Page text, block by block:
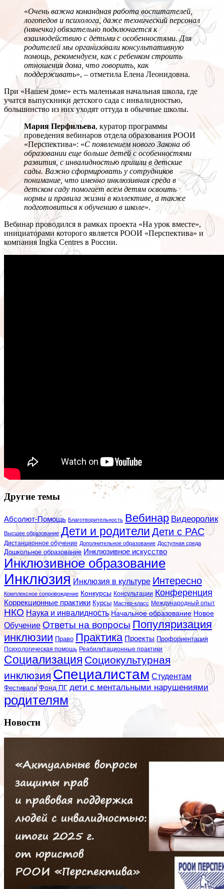
«Очень важна командная работа воспитателей,
логопедов и психолога, даже технический персонал
(нянечка) обязательно подключается к
взаимодействию с детьми с особенностями. Для
родителей мы организовали консультативную
помощь, рекомендуем, как с ребенком строить
отношения дома, что говорить, как
поддерживать», – отметила Елена Леонидовна.
При «Нашем доме» есть маленькая начальная школа, где
учатся выпускники детского сада с инвалидностью,
большинство из них уходят оттуда в обычные школы.
Мария Перфильева, куратор программы
проведения вебинаров отдела образования РООИ
«Перспектива»: «С появлением нового Закона об
образовании еще больше детей с особенностями
развития, с инвалидностью пришли в детские
сады. Важно сформировать у сотрудников
понимание, что именно инклюзивная среда в
детском саду помогает всем детям освоить
нормы и правила жизни в коллективе, а также
подготовиться к обучению в школе».
Вебинар проводился в рамках проекта «На урок вместе»,
инициаторами которого является РООИ «Перспектива» и
компания Ingka Centres в России.
Другие темы
Абсолют-Помощь Благотворительность Вебинар Видеоролик
Высшее образование Дети и родители Дети с РАС
Дистанционное обучение Дополнительное образование Доступная среда
Дошкольное образование Инклюзивное искусство
Инклюзивное образование
Инклюзия Инклюзия в культуре Интересно
Комплексное сопровождение Конкурсы Консультации Конференция
Коррекционные практики Курсы Мастер-класс Международный опыт
НКО Наука и инвалидность Начальное образование Новое
Обучение Ответы на вопросы Популяризация
инклюзии Право Практика Проекты Профориентация
Психологическая помощь Реабилитационные практики
Социализация Социокультурная
инклюзия Специалистам Студентам
Фестивали Фонд ПГ дети с ментальными нарушениями
родителям
Новости